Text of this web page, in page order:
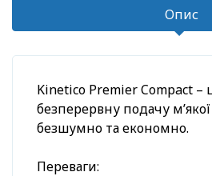
Опис
Kinetico Premier Compact –
безперервну подачу
безшумно та економно.
Переваги: